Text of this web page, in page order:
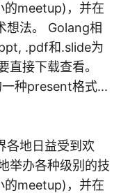
的meetup)，并在
想法。 Golang相
.pdf和.slide为
接下载查看。
种present格式...
各地日益受到欢
举办各种级别的技
的meetup)，并在